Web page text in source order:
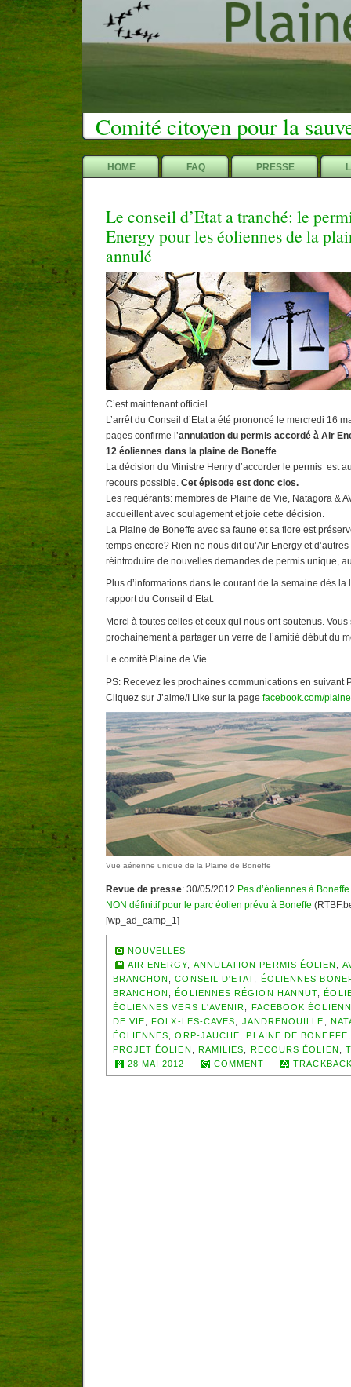
Comité citoyen pour la
HOME FAQ PRESSE
Le conseil d’Etat a tranché: le
Energy pour les éoliennes de la
annulé
C’est maintenant officiel.
L’arrêt du Conseil d’Etat a été prononcé le mercredi 16
pages confirme l’annulation du permis accordé à Air
12 éoliennes dans la plaine de Boneffe.
La décision du Ministre Henry d’accorder le permis est
recours possible. Cet épisode est donc clos.
Les requérants: membres de Plaine de Vie, Natagora &
accueillent avec soulagement et joie cette décision.
La Plaine de Boneffe avec sa faune et sa flore est
temps encore? Rien ne nous dit qu’Air Energy et
réintroduire de nouvelles demandes de permis unique,
Plus d’informations dans le courant de la semaine dès
rapport du Conseil d’Etat.
Merci à toutes celles et ceux qui nous ont soutenus.
prochainement à partager un verre de l’amitié début du
Le comité Plaine de Vie
PS: Recevez les prochaines communications en suivant
Cliquez sur J’aime/I Like sur la page facebook.com/
Vue aérienne unique de la Plaine de Boneffe
Revue de presse: 30/05/2012 Pas d’éoliennes à Boneffe
NON définitif pour le parc éolien prévu à Boneffe
[wp_ad_camp_1]
NOUVELLES
AIR ENERGY
ANNULATION PERMIS ÉOLIEN
BRANCHON
,CONSEIL D'ETAT
ÉOLIENNES
BRANCHON
,ÉOLIENNES RÉGION HANNUT ,
ÉOLIENNES VERS L'AVENIR
FACEBOOK
DE VIE ,FOLX-LES-CAVES JANDRENOUILLE
ÉOLIENNES
,ORP-JAUCHE ,PLAINE DE BONEFFE
PROJET ÉOLIEN
RAMILIES RECOURS ÉOLIEN
28 MAI 2012
COMMENT